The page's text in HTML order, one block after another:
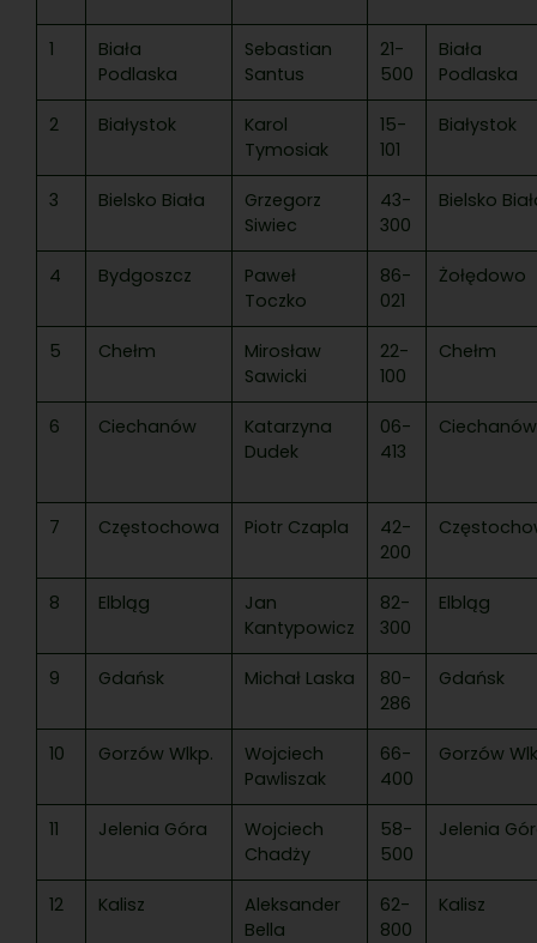
1
Biała
Podlaska
Sebastian
Santus
21-
500
Biała
Podlaska
2 Białystok
Karol
Tymosiak
15-
101
Białystok
3 Bielsko Biała
Grzegorz
Siwiec
43-
300
Bielsko
4 Bydgoszcz
Paweł
Toczko
86-
021
Żołędowo
5 Chełm
Mirosław
Sawicki
22-
100
Chełm
6 Ciechanów
Katarzyna
Dudek
06-
413
Ciechanów
7 Częstochowa Piotr Czapla
42-
200
8 Elbląg
Jan
Kantypowicz
82-
300
Elbląg
9 Gdańsk Michał Laska
80-
286
Gdańsk
10 Gorzów Wlkp.
Wojciech
Pawliszak
66-
400
Gorzów
11 Jelenia Góra
Wojciech
Chadży
58-
500
Jelenia
12 Kalisz
Aleksander
Bella
62-
800
Kalisz